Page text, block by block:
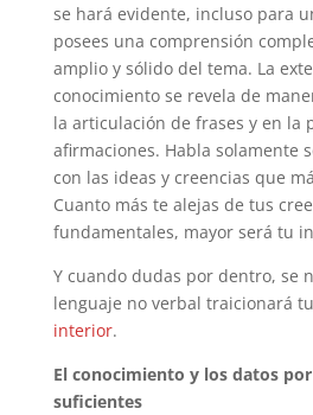
se hará evidente, incluso para
posees una comprensión
amplio y sólido del tema. La
conocimiento se revela de
la articulación de frases y en la
afirmaciones. Habla solamente
con las ideas y creencias que
Cuanto más te alejas de tus
fundamentales, mayor será tu
Y cuando dudas por dentro, se
lenguaje no verbal traicionará tu
interior.
El conocimiento y los datos
suficientes